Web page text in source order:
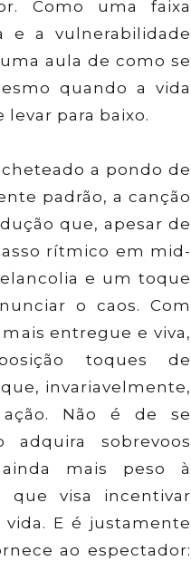
Como uma faixa
e a vulnerabilidade
aula de como se
quando a vida
para baixo.
a pondo de
padrão, a canção
que, apesar de
rítmico em mid-
e um toque
o caos. Com
entregue e viva,
toques de
invariavelmente,
Não é de se
sobrevoos
mais peso à
que visa incentivar
E é justamente
ao espectador: